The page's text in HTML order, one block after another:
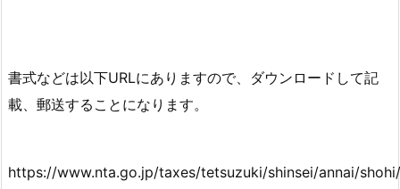
書式などは以下URLにありますので、ダウンロードして記
載、郵送することになります。
https://www.nta.go.jp/taxes/tetsuzuki/shinsei/annai/